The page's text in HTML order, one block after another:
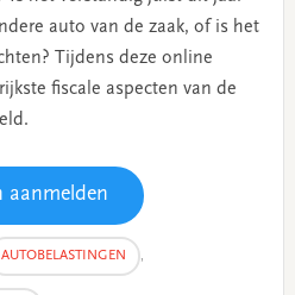
auto van de zaak, of is het
Tijdens deze online
fiscale aspecten van de
aanmelden
AUTOBELASTINGEN ,